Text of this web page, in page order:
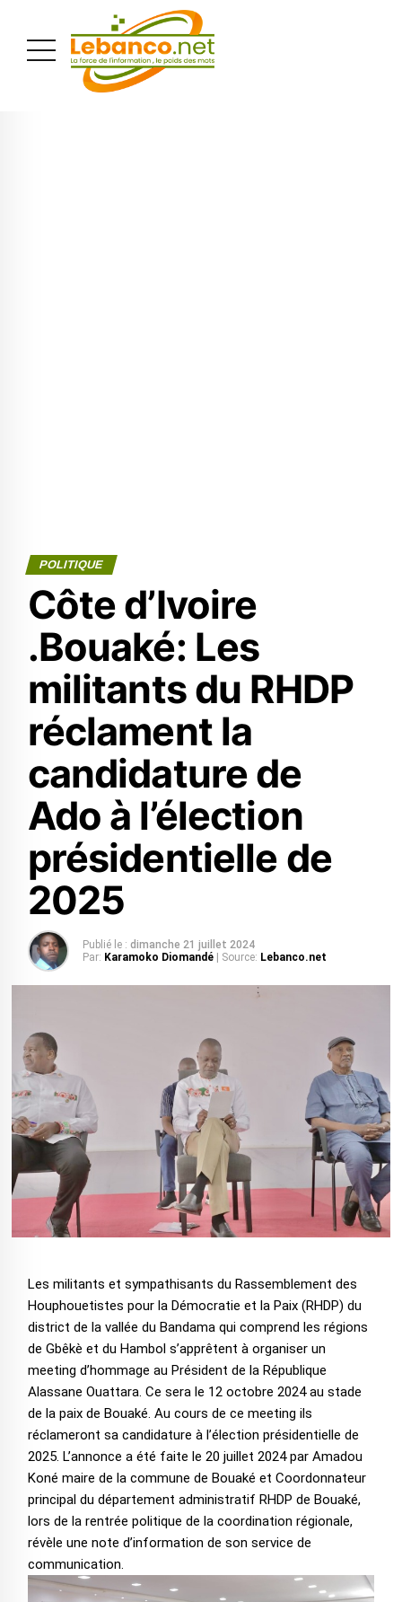
POLITIQUE
Côte d’Ivoire
.Bouaké: Les
militants du RHDP
réclament la
candidature de
Ado à l’élection
présidentielle de
2025
Publié le : dimanche 21 juillet 2024
Par: Karamoko Diomandé | Source: Lebanco.net
Les militants et sympathisants du Rassemblement des
Houphouetistes pour la Démocratie et la Paix (RHDP) du
district de la vallée du Bandama qui comprend les régions
de Gbêkè et du Hambol s’apprêtent à organiser un
meeting d’hommage au Président de la République
Alassane Ouattara. Ce sera le 12 octobre 2024 au stade
de la paix de Bouaké. Au cours de ce meeting ils
réclameront sa candidature à l’élection présidentielle de
2025. L’annonce a été faite le 20 juillet 2024 par Amadou
Koné maire de la commune de Bouaké et Coordonnateur
principal du département administratif RHDP de Bouaké,
lors de la rentrée politique de la coordination régionale,
révèle une note d’information de son service de
communication.